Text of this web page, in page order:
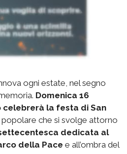
ogni estate, nel segno
Domenica 16
la festa di San
che si svolge attorno
dedicata al
della Pace e all’ombra del